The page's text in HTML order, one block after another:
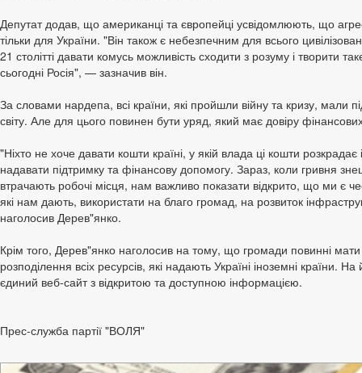
Депутат додав, що американці та європейці усвідомлюють, що
тільки для України. "Він також є небезпечним для всього
21 столітті давати комусь можливість сходити з розуму і творити
сьогодні Росія", — зазначив він.
За словами нардепа, всі країни, які пройшли війну та кризу, мали
світу. Але для цього повинен бути уряд, який має довіру
"Ніхто не хоче давати кошти країні, у якій влада ці кошти розкрадає
надавати підтримку та фінансову допомогу. Зараз, коли гривня
втрачають робочі місця, нам важливо показати відкрито, що ми є
які нам дають, використати на благо громад, на розвиток
наголосив Дерев"янко.
Крім того, Дерев"янко наголосив на тому, що громади повинні
розподілення всіх ресурсів, які надають Україні іноземні країни.
єдиний веб-сайт з відкритою та доступною інформацією.
Прес-служба партії "ВОЛЯ"